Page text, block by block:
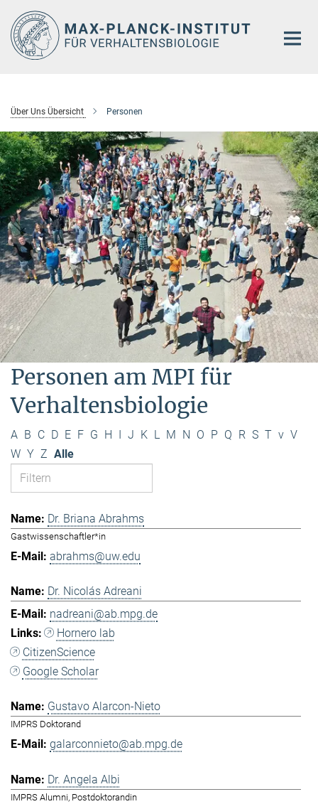
Hauptinhalt
Über Uns Übersicht Personen
Personen am MPI für
Verhaltensbiologie
A B C D E F G H J K L M N O P Q R S T v V
W Y Z Alle
Dr. Briana Abrahms
Gastwissenschaftler*in
abrahms@uw.edu
Dr. Nicolás Adreani
nadreani@ab.mpg.de
Hornero lab
CitizenScience
Google Scholar
Gustavo Alarcon-Nieto
IMPRS Doktorand
galarconnieto@ab.mpg.de
Dr. Angela Albi
IMPRS Alumni, Postdoktorandin